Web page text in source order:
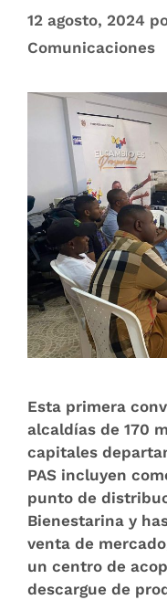
12 agosto, 2024
Comunicaciones
Esta primera
alcaldías de 170
capitales
PAS incluyen
punto de
Bienestarina y
venta de
un centro de
descargue de